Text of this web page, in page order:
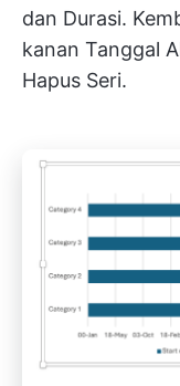
dan Durasi.
kanan Tanggal
Hapus Seri.